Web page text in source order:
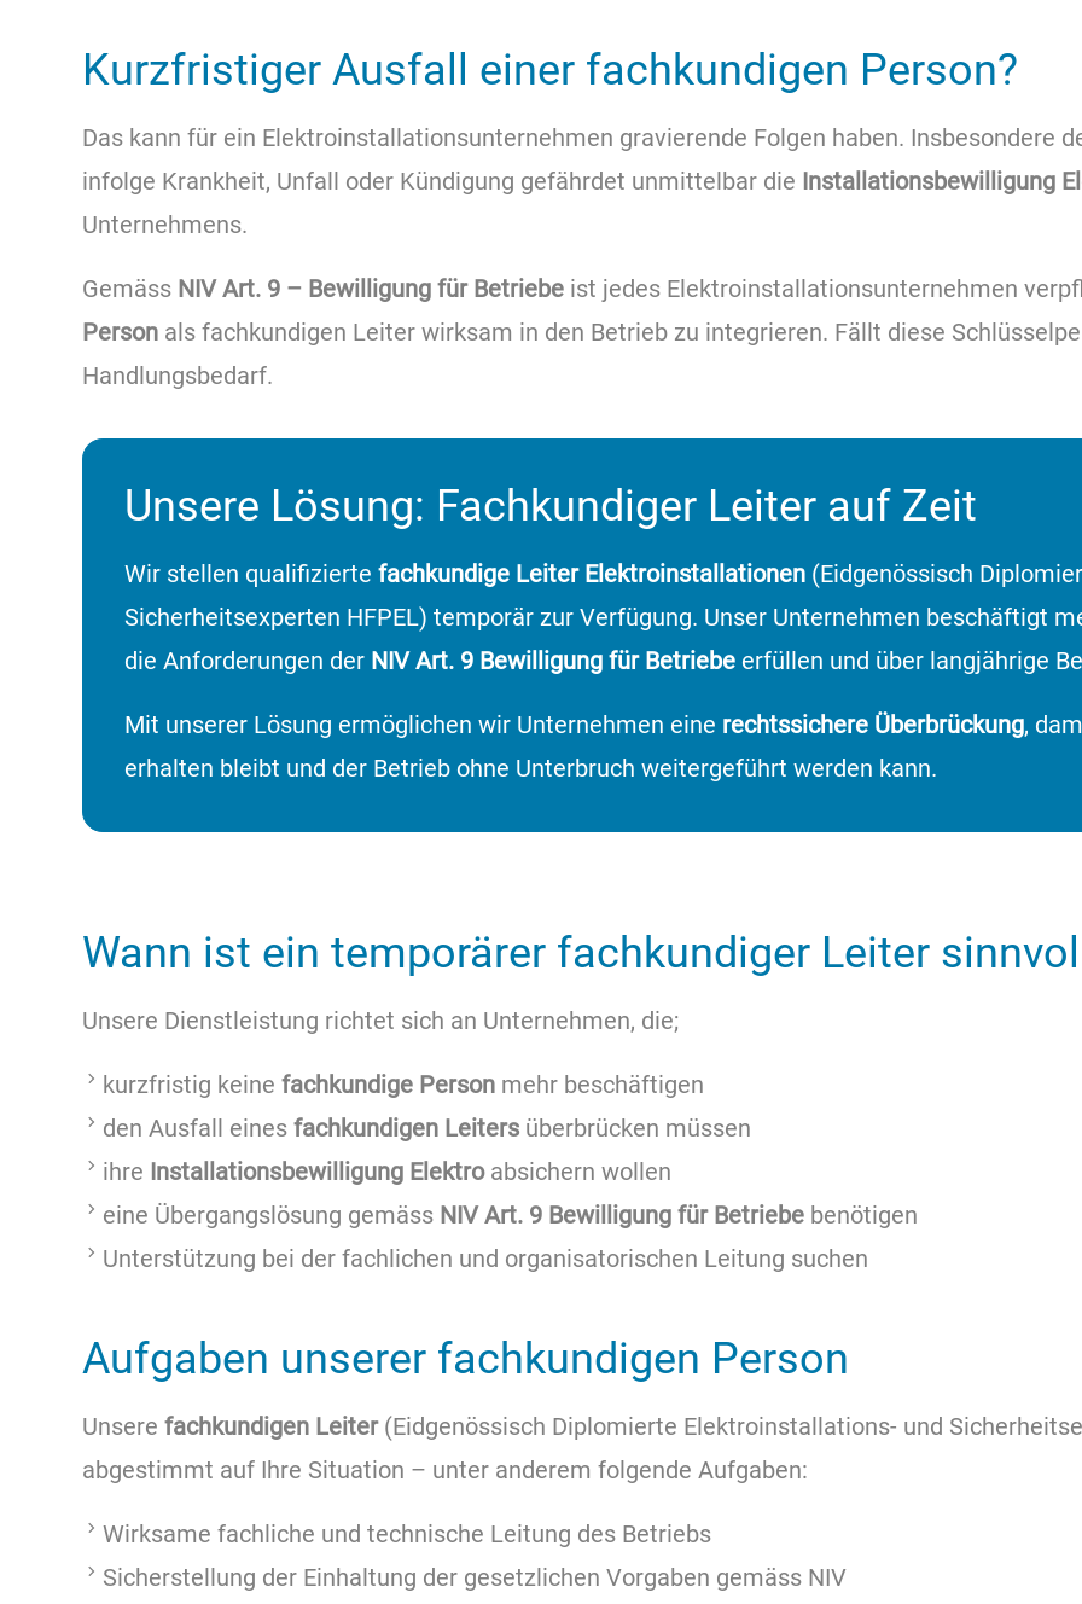
Kurzfristiger Ausfall einer fachkundigen Person?
Das kann für ein Elektroinstallationsunternehmen gravierende Folgen haben. Insbesondere
infolge Krankheit, Unfall oder Kündigung gefährdet unmittelbar die Installationsbewilligung
Unternehmens.
Gemäss NIV Art. 9 – Bewilligung für Betriebe ist jedes Elektroinstallationsunternehmen
Person als fachkundigen Leiter wirksam in den Betrieb zu integrieren. Fällt diese
Handlungsbedarf.
Unsere Lösung: Fachkundiger Leiter auf Zeit
Wir stellen qualifizierte fachkundige Leiter Elektroinstallationen (Eidgenössisch
Sicherheitsexperten HFPEL) temporär zur Verfügung. Unser Unternehmen beschäftigt
die Anforderungen der NIV Art. 9 Bewilligung für Betriebe erfüllen und über langjährige
Mit unserer Lösung ermöglichen wir Unternehmen eine rechtssichere Überbrückung,
erhalten bleibt und der Betrieb ohne Unterbruch weitergeführt werden kann.
Wann ist ein temporärer fachkundiger Leiter
Unsere Dienstleistung richtet sich an Unternehmen, die;
kurzfristig keine fachkundige Person mehr beschäftigen
den Ausfall eines fachkundigen Leiters überbrücken müssen
ihre Installationsbewilligung Elektroabsichern wollen
eine Übergangslösung gemäss NIV Art. 9 Bewilligung für Betriebe benötigen
Unterstützung bei der fachlichen und organisatorischen Leitung suchen
Aufgaben unserer fachkundigen Person
Unsere fachkundigen Leiter(Eidgenössisch Diplomierte Elektroinstallations- und
abgestimmt auf Ihre Situation – unter anderem folgende Aufgaben:
Wirksame fachliche und technische Leitung des Betriebs
Sicherstellung der Einhaltung der gesetzlichen Vorgaben gemäss NIV